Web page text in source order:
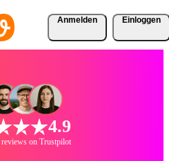
Anmelden Einloggen
4.9
on Trustpilot